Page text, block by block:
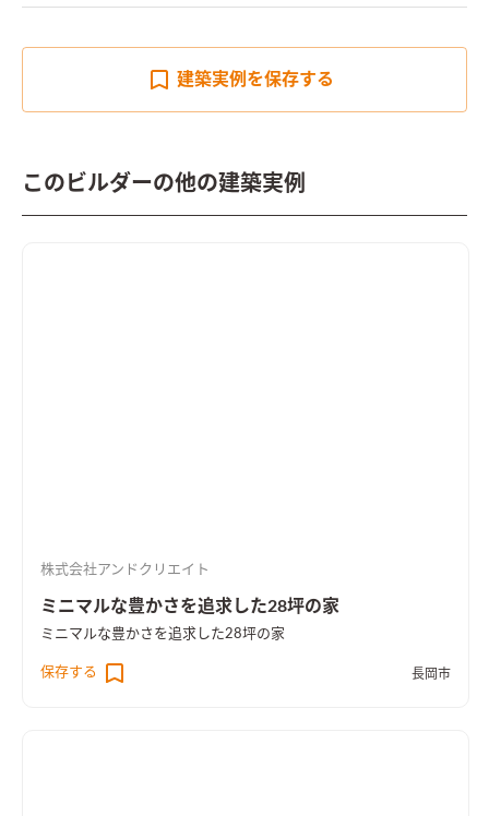
建築実例を保存する
このビルダーの他の建築実例
株式会社アンドクリエイト
ミニマルな豊かさを追求した28坪の家
ミニマルな豊かさを追求した28坪の家
保存する 長岡市